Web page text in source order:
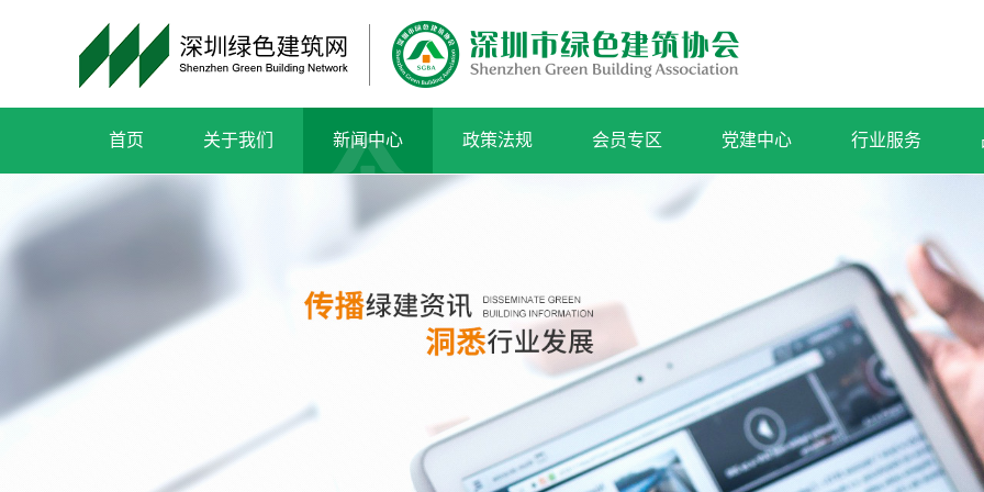
首页 关于我们 新闻中心 政策法规 会员专区 党建中心 行业服务